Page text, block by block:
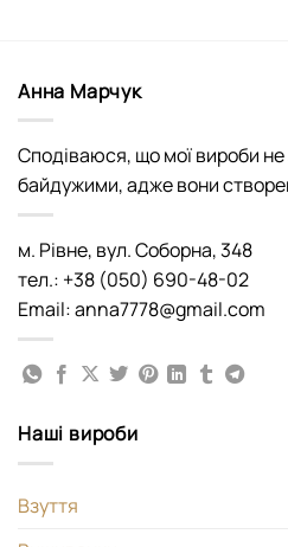
Анна Марчук
Сподіваюся, що мої вироби
байдужими, адже вони
м. Рівне, вул. Соборна, 348
тел.: +38 (050) 690-48-02
Email: anna7778@gmail.com
Наші вироби
Взуття